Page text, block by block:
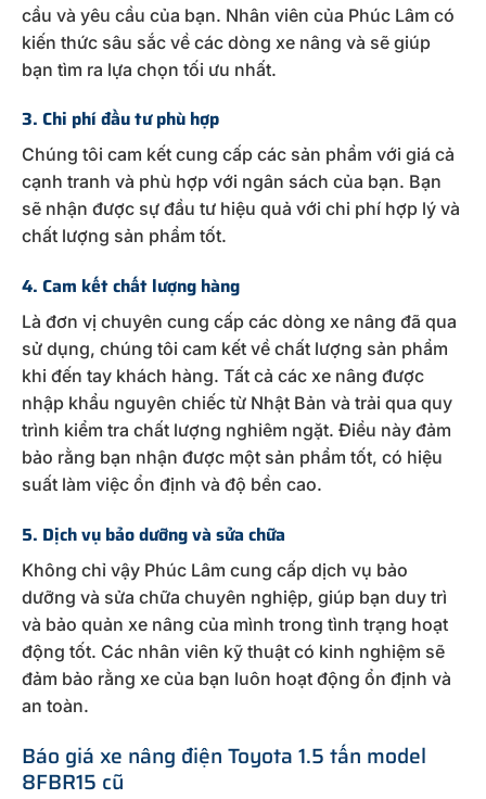
cầu và yêu cầu của bạn. Nhân viên của Phúc Lâm có
kiến thức sâu sắc về các dòng xe nâng và sẽ giúp
bạn tìm ra lựa chọn tối ưu nhất.
3. Chi phí đầu tư phù hợp
Chúng tôi cam kết cung cấp các sản phẩm với giá cả
cạnh tranh và phù hợp với ngân sách của bạn. Bạn
sẽ nhận được sự đầu tư hiệu quả với chi phí hợp lý và
chất lượng sản phẩm tốt.
4. Cam kết chất lượng hàng
Là đơn vị chuyên cung cấp các dòng xe nâng đã qua
sử dụng, chúng tôi cam kết về chất lượng sản phẩm
khi đến tay khách hàng. Tất cả các xe nâng được
nhập khẩu nguyên chiếc từ Nhật Bản và trải qua quy
trình kiểm tra chất lượng nghiêm ngặt. Điều này đảm
bảo rằng bạn nhận được một sản phẩm tốt, có hiệu
suất làm việc ổn định và độ bền cao.
5. Dịch vụ bảo dưỡng và sửa chữa
Không chỉ vậy Phúc Lâm cung cấp dịch vụ bảo
dưỡng và sửa chữa chuyên nghiệp, giúp bạn duy trì
và bảo quản xe nâng của mình trong tình trạng hoạt
động tốt. Các nhân viên kỹ thuật có kinh nghiệm sẽ
đảm bảo rằng xe của bạn luôn hoạt động ổn định và
an toàn.
Báo giá xe nâng điện Toyota 1.5 tấn model
8FBR15 cũ